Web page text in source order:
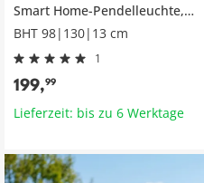
Smart Home-Pendelleuchte, 8-flammig, Nickel matt
BHT 98|130|13 cm
1
199,99
Lieferzeit: bis zu 6 Werktage